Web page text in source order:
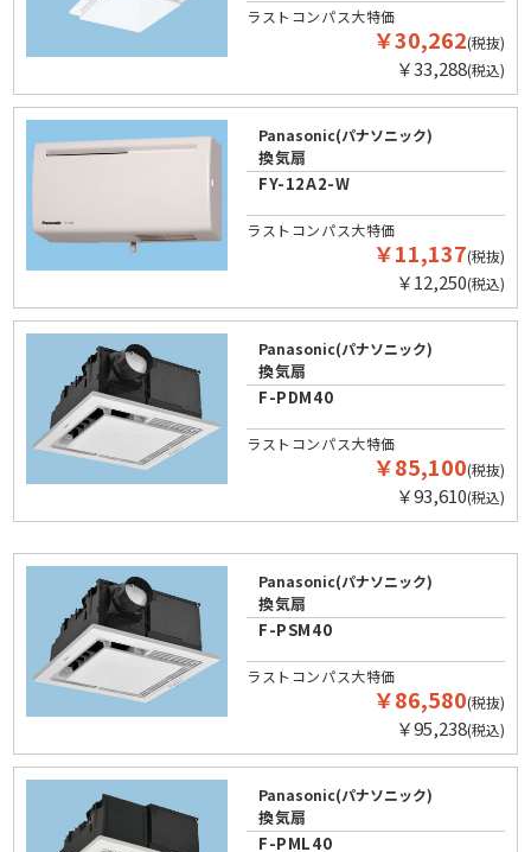
ラストコンパス大特価
￥30,262(税抜)
￥33,288(税込)
Panasonic(パナソニック)
換気扇
FY-12A2-W
ラストコンパス大特価
￥11,137(税抜)
￥12,250(税込)
Panasonic(パナソニック)
換気扇
F-PDM40
ラストコンパス大特価
￥85,100(税抜)
￥93,610(税込)
Panasonic(パナソニック)
換気扇
F-PSM40
ラストコンパス大特価
￥86,580(税抜)
￥95,238(税込)
Panasonic(パナソニック)
換気扇
F-PML40